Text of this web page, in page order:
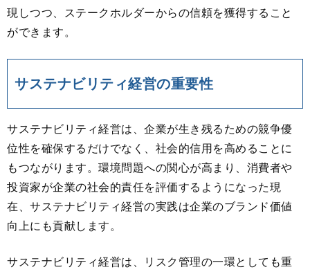
現しつつ、ステークホルダーからの信頼を獲得すること
ができます。
サステナビリティ経営の重要性
サステナビリティ経営は、企業が生き残るための競争優
位性を確保するだけでなく、社会的信用を高めることに
もつながります。環境問題への関心が高まり、消費者や
投資家が企業の社会的責任を評価するようになった現
在、サステナビリティ経営の実践は企業のブランド価値
向上にも貢献します。
サステナビリティ経営は、リスク管理の一環としても重